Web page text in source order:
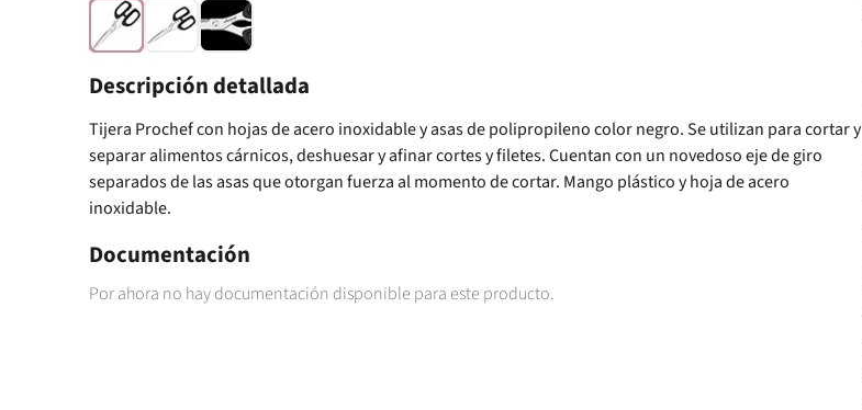
Descripción detallada
Tijera Prochef con hojas de acero inoxidable y asas de polipropileno color negro. Se utilizan para cortar y
separar alimentos cárnicos, deshuesar y afinar cortes y filetes. Cuentan con un novedoso eje de giro
separados de las asas que otorgan fuerza al momento de cortar. Mango plástico y hoja de acero
inoxidable.
Documentación
Por ahora no hay documentación disponible para este producto.